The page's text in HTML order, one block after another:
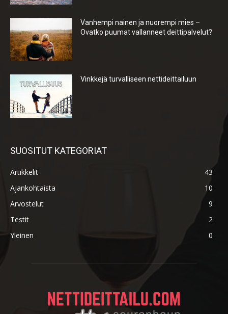
Vanhempi nainen ja nuorempi mies –
Ovatko puumat vallanneet deittipalvelut?
Vinkkejä turvalliseen nettideittailuun
SUOSITUT KATEGORIAT
Artikkelit
43
Ajankohtaista
10
Arvostelut
9
Testit
2
Yleinen
0